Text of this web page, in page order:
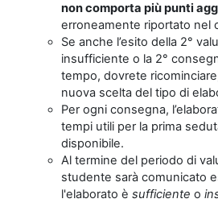
non comporta più punti
erroneamente riportato nel
Se anche l’esito della 2°
insufficiente o la 2°
tempo, dovrete
nuova scelta del tipo di
Per ogni consegna,
tempi utili per la prima
disponibile.
Al termine del periodo di
studente sarà comunicato
l'elaborato è sufficiente o